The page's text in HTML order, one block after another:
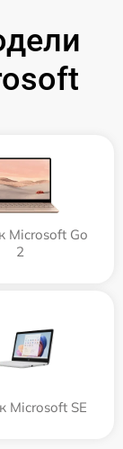
Microsoft Go
2
Microsoft SE